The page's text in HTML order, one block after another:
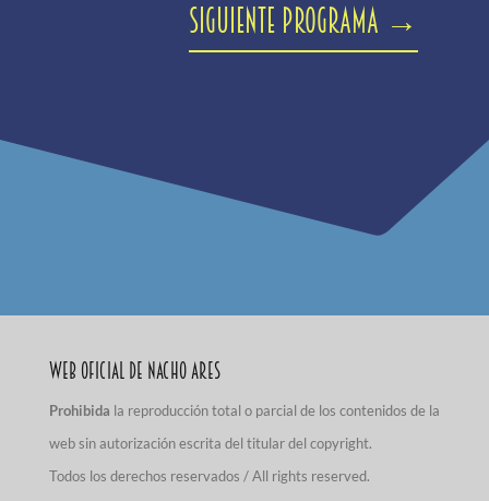
Siguiente programa →
Web Oficial de Nacho Ares
Prohibida la reproducción total o parcial de los contenidos de la
web sin autorización escrita del titular del copyright.
Todos los derechos reservados / All rights reserved.